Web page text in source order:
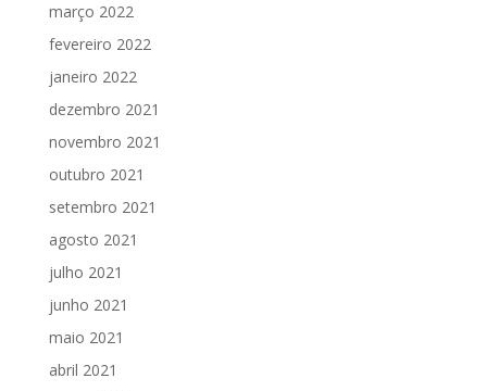
março 2022
fevereiro 2022
janeiro 2022
dezembro 2021
novembro 2021
outubro 2021
setembro 2021
agosto 2021
julho 2021
junho 2021
maio 2021
abril 2021